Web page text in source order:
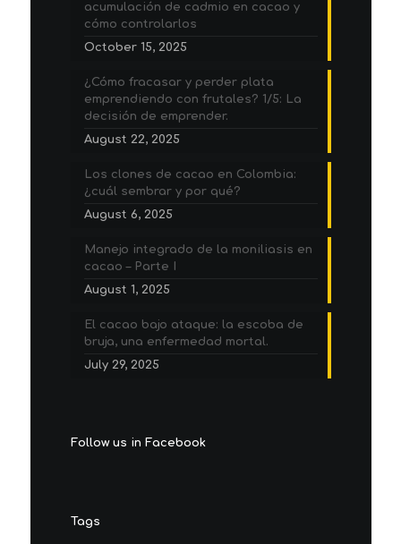
acumulación de cadmio en cacao y
cómo controlarlos
October 15, 2025
¿Cómo fracasar y perder plata
emprendiendo con frutales? 1/5: La
decisión de emprender.
August 22, 2025
Los clones de cacao en Colombia:
¿cuál sembrar y por qué?
August 6, 2025
Manejo integrado de la moniliasis en
cacao – Parte I
August 1, 2025
El cacao bajo ataque: la escoba de
bruja, una enfermedad mortal.
July 29, 2025
Follow us in Facebook
Tags